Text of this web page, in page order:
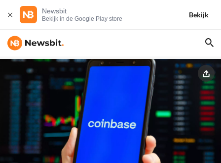
Newsbit
Bekijk in de Google Play store
Bekijk